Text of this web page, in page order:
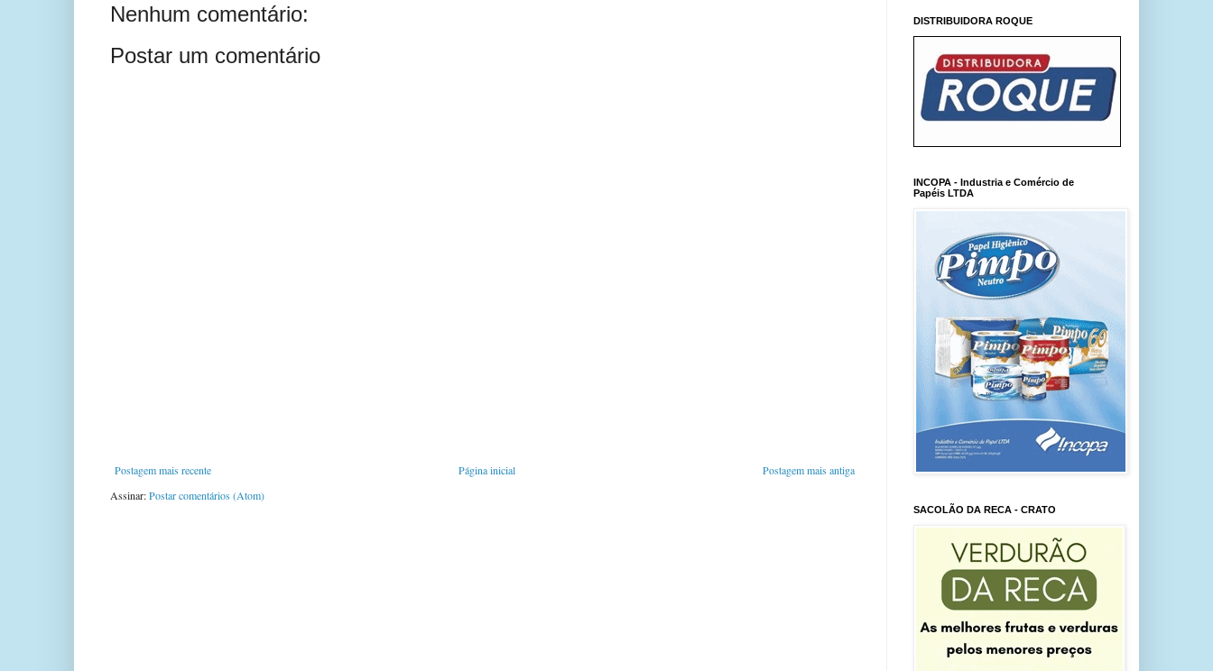
Nenhum comentário:
Postar um comentário
Postagem mais recente Postagem mais antiga
Página inicial
Assinar:Postar comentários (Atom)
DISTRIBUIDORA ROQUE
INCOPA - Industria e Comércio de
Papéis LTDA
SACOLÃO DA RECA - CRATO